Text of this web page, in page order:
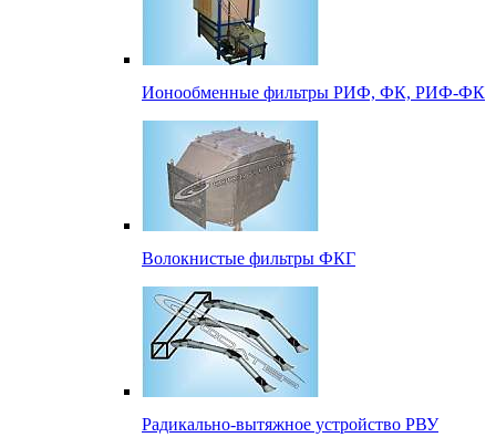
Ионообменные фильтры РИФ, ФК, РИФ-ФК
Волокнистые фильтры ФКГ
Радикально-вытяжное устройство РВУ